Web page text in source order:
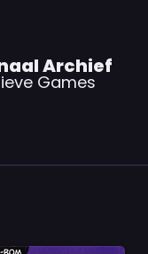
Archief
Games